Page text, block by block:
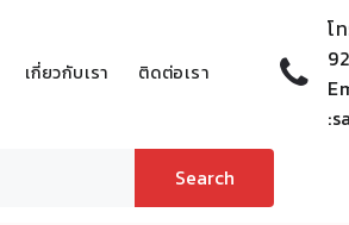
เกี่ยวกับเรา ติดต่อเรา
โ
:
Search